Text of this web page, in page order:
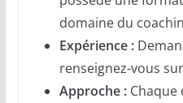
domaine du
Expérience :
renseignez-vous
Approche :Chaque